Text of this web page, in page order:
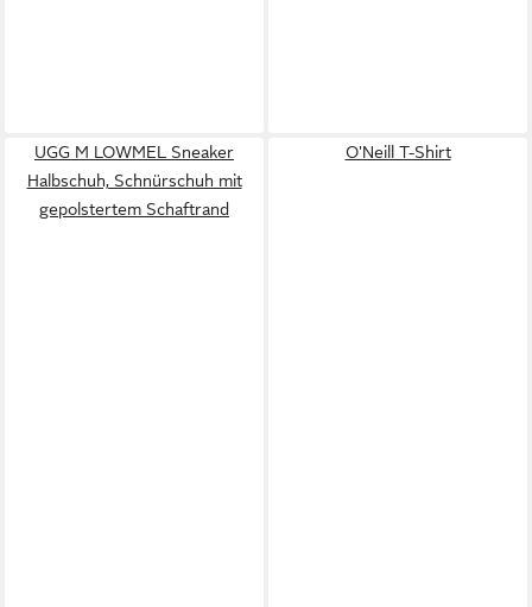
UGG M LOWMEL Sneaker
Halbschuh, Schnürschuh mit
gepolstertem Schaftrand
O'Neill T-Shirt